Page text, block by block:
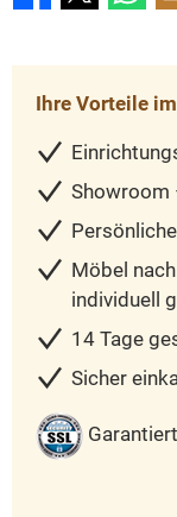
Ihre Vorteile
Showroom
Möbel
individuell
14 Tage
Sicher